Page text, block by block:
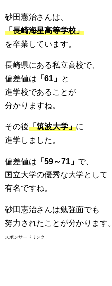
砂田憲治さんは、
「長崎海星高等学校」
を卒業しています。
長崎県にある私立高校で、
偏差値は 「61」 と
進学校であることが
分かりますね。
その後「筑波大学」に
進学しました。
偏差値は 「59～71」 で、
国立大学の優秀な大学として
有名ですね。
砂田憲治さんは勉強面でも
努力されたことが分かります。
スポンサードリンク